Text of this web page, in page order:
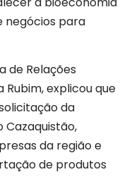
negócios para
de Relações
Rubim, explicou que
da
da região e
de produtos